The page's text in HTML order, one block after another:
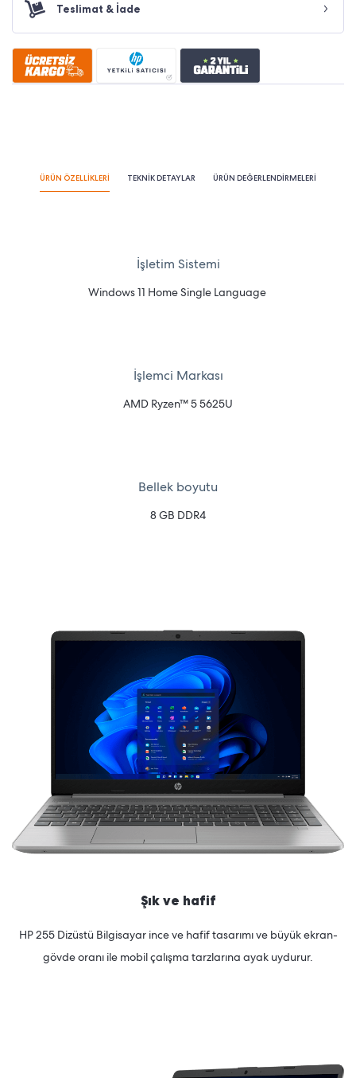
Teslimat & İade
ÜRÜN ÖZELLİKLERİ TEKNİK DETAYLAR ÜRÜN DEĞERLENDİRMELERİ
İşletim Sistemi
Windows 11 Home Single Language
İşlemci Markası
AMD Ryzen™ 5 5625U
Bellek boyutu
8 GB DDR4
Şık ve hafif
HP 255 Dizüstü Bilgisayar ince ve hafif tasarımı ve büyük ekran-
gövdeoranı ile mobil çalışma tarzlarına ayak uydurur.